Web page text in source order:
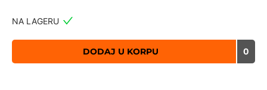
NA LAGERU
DODAJ U KORPU 0